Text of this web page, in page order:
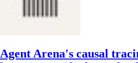
Agent Arena's causal